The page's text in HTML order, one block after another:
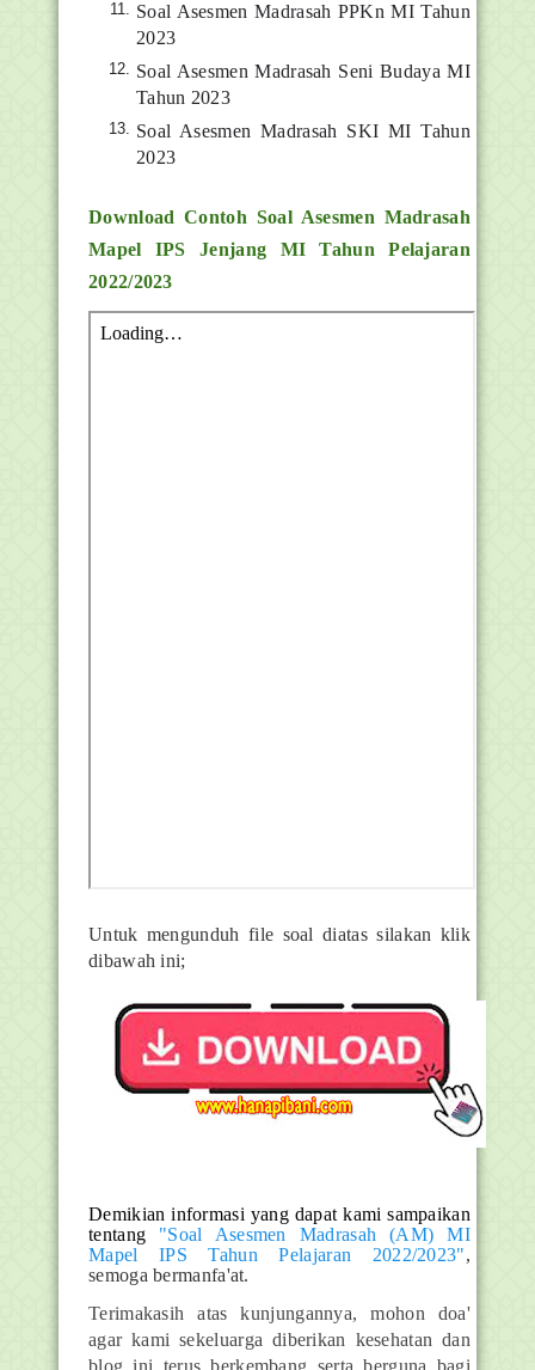
Soal Asesmen Madrasah PPKn MI Tahun
2023
Soal Asesmen Madrasah Seni Budaya MI
Tahun 2023
Soal Asesmen Madrasah SKI MI Tahun
2023
Download Contoh Soal Asesmen Madrasah
Mapel IPS Jenjang MI Tahun Pelajaran
2022/2023
Untuk mengunduh file soal diatas silakan klik
dibawah ini;
Demikian informasi yang dapat kami sampaikan
tentang
"Soal Asesmen Madrasah (AM) MI
Mapel IPS Tahun Pelajaran 2022/2023",
semoga bermanfa'at.
Terimakasih atas kunjungannya, mohon doa'
agar kami sekeluarga diberikan kesehatan dan
blog ini terus berkembang serta berguna bagi